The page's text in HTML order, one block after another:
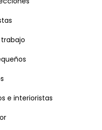
e interioristas